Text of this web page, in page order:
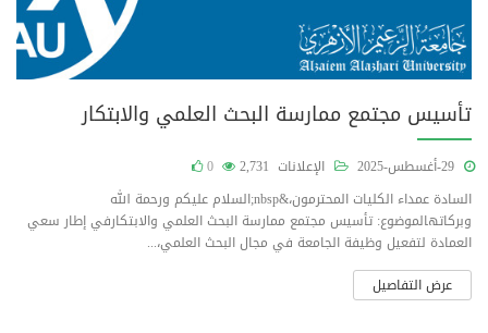
تأسيس مجتمع ممارسة البحث العلمي والابتكار
الإعلانات 2,731
0
السادة عمداء الكليات المحترمون،&nbsp;السلام عليكم ورحمة الله
وبركاتهالموضوع: تأسيس مجتمع ممارسة البحث العلمي والابتكارفي إطار سعي
العمادة لتفعيل وظيفة الجامعة في مجال البحث العلمي،...
عرض التفاصيل